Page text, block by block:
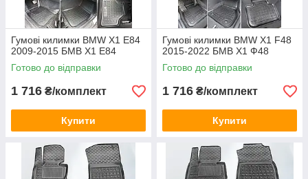
Гумові килимки BMW X1 E84
2009-2015 БМВ Х1 Е84
Готово до відправки
1 716 ₴/комплект
Купити
Гумові килимки BMW X1 F48
2015-2022 БМВ Х1 Ф48
Готово до відправки
1 716 ₴/комплект
Купити